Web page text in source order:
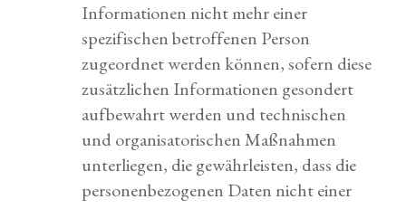
Informationen nicht mehr einer
spezifischen betroffenen Person
zugeordnet werden können, sofern diese
zusätzlichen Informationen gesondert
aufbewahrt werden und technischen
und organisatorischen Maßnahmen
unterliegen, die gewährleisten, dass die
personenbezogenen Daten nicht einer